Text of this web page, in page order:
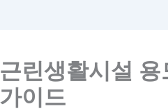
근린생활시설
가이드